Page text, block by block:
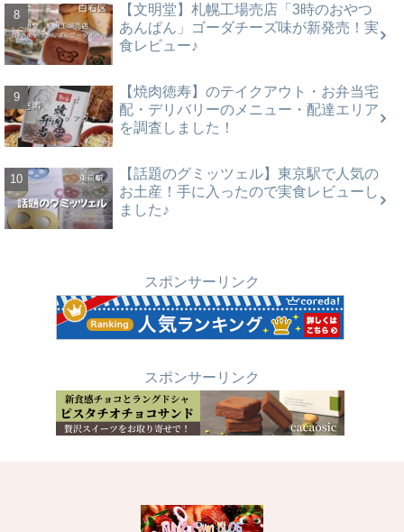
【文明堂】札幌工場売店「3時のおやつ
あんぱん」ゴーダチーズ味が新発売！実
食レビュー♪
【焼肉徳寿】のテイクアウト・お弁当宅
配・デリバリーのメニュー・配達エリア
を調査しました！
【話題のグミッツェル】東京駅で人気の
お土産！手に入ったので実食レビューし
ました♪
スポンサーリンク
スポンサーリンク